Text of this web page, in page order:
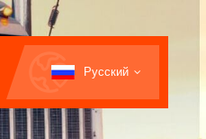
Русский